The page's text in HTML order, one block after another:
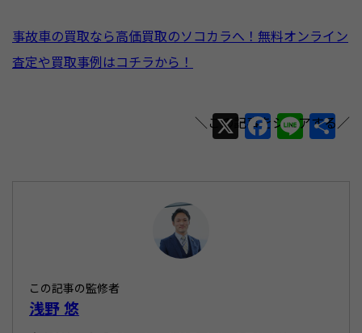
事故車の買取なら高価買取のソコカラへ！無料オンライン
査定や買取事例はコチラから！
X F Li 共
この記事の監修者
浅野 悠